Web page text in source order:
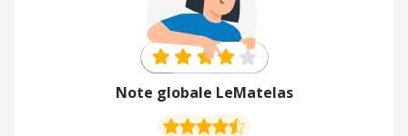
Note globale LeMatelas